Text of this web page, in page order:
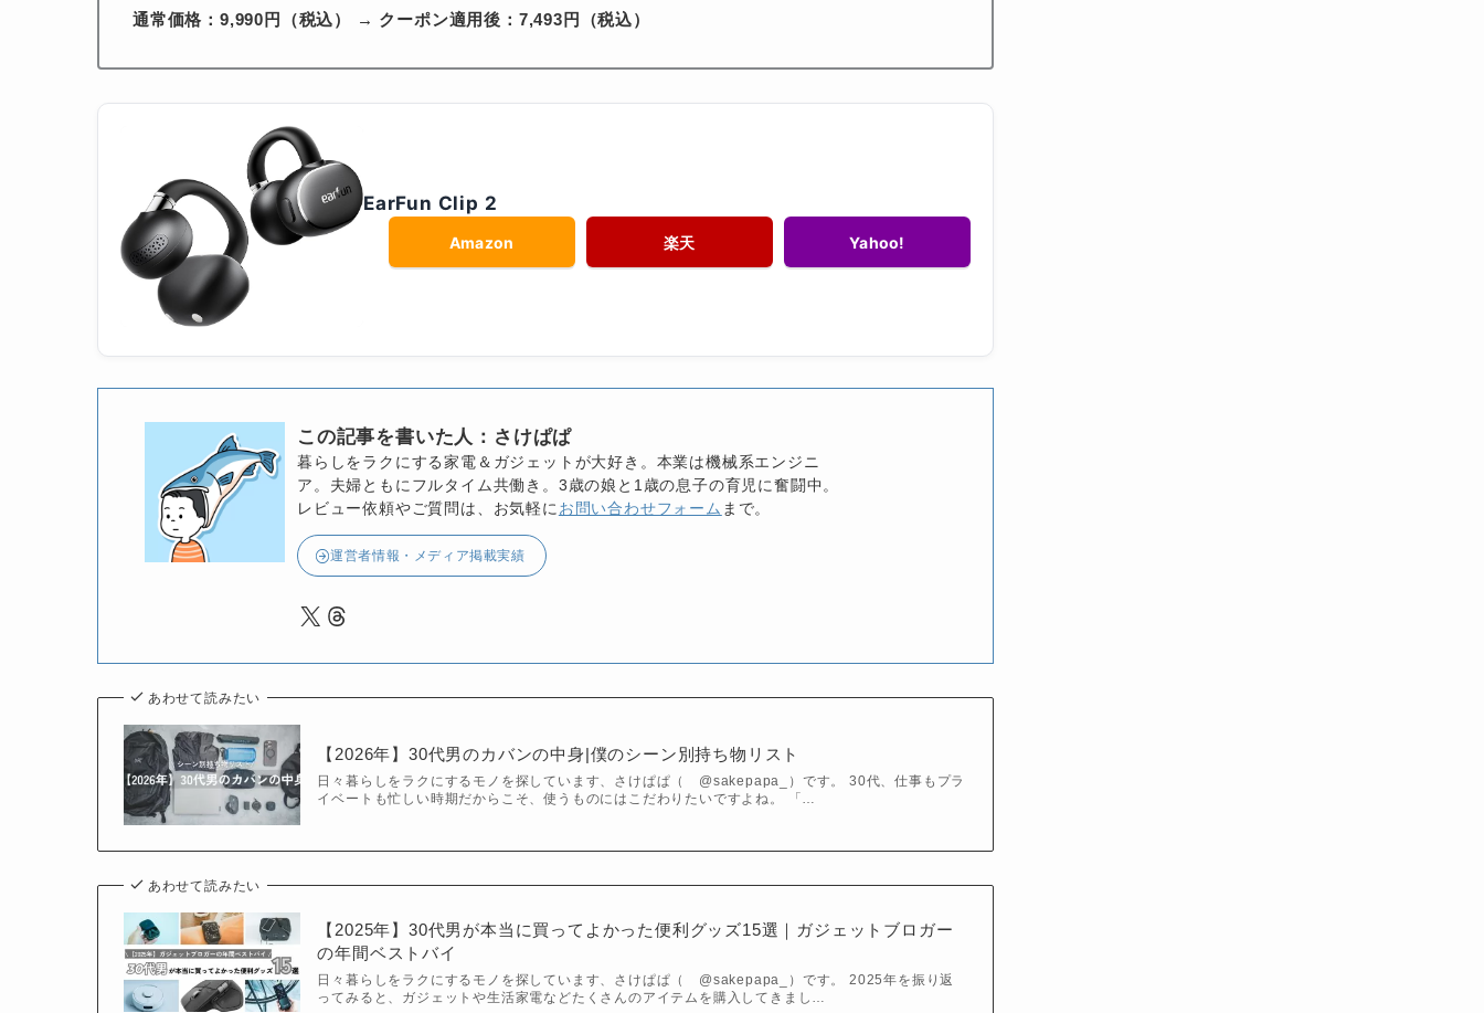
通常価格：9,990円（税込） → クーポン適用後：7,493円（税込）
EarFun Clip 2
Amazon 楽天 Yahoo!
この記事を書いた人：さけぱぱ
暮らしをラクにする家電＆ガジェットが大好き。本業は機械系エンジニ
ア。夫婦ともにフルタイム共働き。3歳の娘と1歳の息子の育児に奮闘中。
レビュー依頼やご質問は、お気軽に お問い合わせフォーム まで。
運営者情報・メディア掲載実績
X Threads
あわせて読みたい
【2026年】30代男のカバンの中身|僕のシーン別持ち物リスト
日々暮らしをラクにするモノを探しています、さけぱぱ（ @sakepapa_）です。 30代、仕事もプラ
イベートも忙しい時期だからこそ、使うものにはこだわりたいですよね。 「…
あわせて読みたい
【2025年】30代男が本当に買ってよかった便利グッズ15選｜ガジェットブロガー
の年間ベストバイ
日々暮らしをラクにするモノを探しています、さけぱぱ（ @sakepapa_）です。 2025年を振り返
ってみると、ガジェットや生活家電などたくさんのアイテムを購入してきまし…